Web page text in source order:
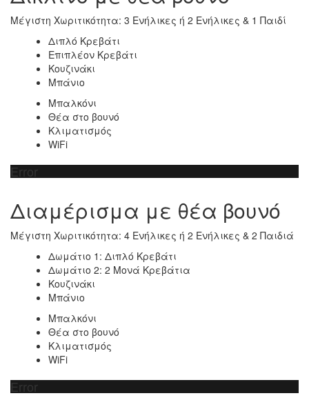
Μέγιστη Χωριτικότητα: 3 Ενήλικες ή 2 Ενήλικες & 1 Παιδί
Διπλό Κρεβάτι
Επιπλέον Κρεβάτι
Κουζινάκι
Μπάνιο
Μπαλκόνι
Θέα στο βουνό
Κλιματισμός
WiFi
Error
Διαμέρισμα με θέα βουνό
Μέγιστη Χωριτικότητα: 4 Ενήλικες ή 2 Ενήλικες & 2 Παιδιά
Δωμάτιο 1: Διπλό Κρεβάτι
Δωμάτιο 2: 2 Μονά Κρεβάτια
Κουζινάκι
Μπάνιο
Μπαλκόνι
Θέα στο βουνό
Κλιματισμός
WiFi
Error